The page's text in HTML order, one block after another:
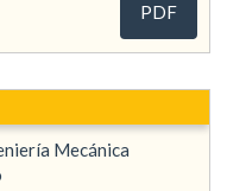
PDF
Mecánica